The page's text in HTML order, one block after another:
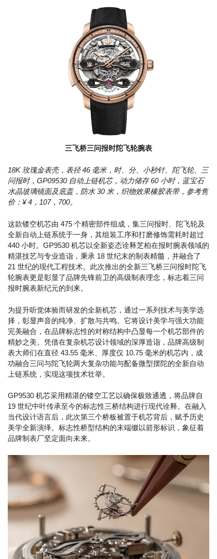
三飞桥三问报时陀飞轮腕表
18K 玫瑰金表壳，表径 46 毫米，时、分、小秒针、陀飞轮、三
问报时，GP09530 自动上链机芯，动力储存 60 小时，蓝宝石
水晶玻璃镜面及底盖，防水 30 米，织物效果橡胶表带，参考售
价：¥ 4，107，700。
这款镂空机芯由 475 个精密部件组成，集三问报时、陀飞轮及
全新自动上链系统于一身，其组装工序和打磨修饰需耗时超过
440 小时。GP9530 机芯以全新姿态诠释芝柏在报时腕表领域的
精湛技艺与专业造诣，秉承 18 世纪末的制表精髓，并融合了
21 世纪的现代工程技术。此次推出的全新三飞桥三问报时陀飞
轮腕表更是彰显了品牌先锋前卫的高级制表理念，标志着三问
报时腕表新纪元的到来。
为提升听觉体验而研发的全新机芯，通过一系列技术与美学选
择，彰显声音的纯净、扩散与共鸣。它将设计美学与强大功能
完美融合，在品牌标志性的对称结构中凸显每一个机芯部件的
精妙之美。凭借在复杂机芯设计领域的深厚造诣，品牌高级制
表大师们在直径 43.55 毫米、厚度仅 10.75 毫米的机芯内，成
功融合三问与陀飞轮两大复杂功能与配备微型摆陀的全新自动
上链系统，实现这项技术壮举。
GP9530 机芯采用精湛的镂空工艺以确保极致通透，将品牌自
19 世纪中叶传承至今的标志性三桥结构进行现代诠释。在融入
当代设计语言后，此次第三个桥板被置于机芯背后，赋予历史
美学全新演绎。标志性桥型结构的末端缀以箭形标识，象征着
品牌制表厂坚定面向未来。